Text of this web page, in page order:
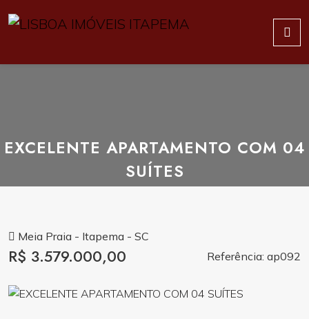
EXCELENTE APARTAMENTO COM 04
SUÍTES
Meia Praia - Itapema - SC
R$ 3.579.000,00 Referência: ap092